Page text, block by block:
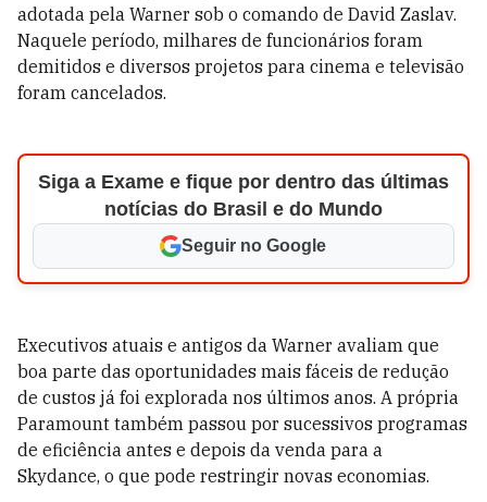
adotada pela Warner sob o comando de David Zaslav.
Naquele período, milhares de funcionários foram
demitidos e diversos projetos para cinema e televisão
foram cancelados.
Siga a Exame e fique por dentro das últimas
notícias do Brasil e do Mundo
Seguir no Google
Executivos atuais e antigos da Warner avaliam que
boa parte das oportunidades mais fáceis de redução
de custos já foi explorada nos últimos anos. A própria
Paramount também passou por sucessivos programas
de eficiência antes e depois da venda para a
Skydance, o que pode restringir novas economias.